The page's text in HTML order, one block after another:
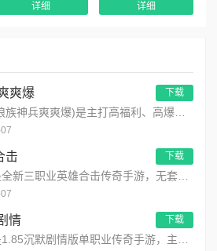
爽爆 下载
击 下载
情 下载
详细 详细